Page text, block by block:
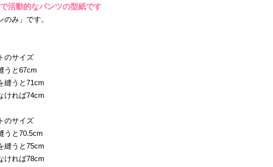
活動的なパンツの型紙です
のみ」です。
のサイズ
うと67cm
縫うと71cm
ければ74cm
のサイズ
うと70.5cm
縫うと75cm
ければ78cm